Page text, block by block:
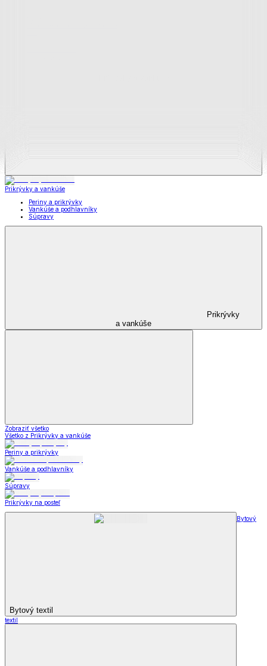
Prikrývky a vankúše
Periny a prikrývky
Vankúše a podhlavníky
Súpravy
Prikrývky
a vankúše
Zobraziť všetko
Všetko z Prikrývky a vankúše
Periny a prikrývky
Vankúše a podhlavníky
Súpravy
Prikrývky na posteľ
Bytový textil
Bytový
textil